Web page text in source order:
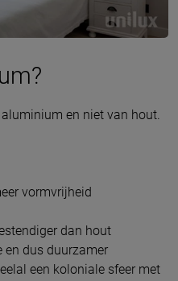
en niet van hout.
vormvrijheid
dan hout
en dus duurzamer
een koloniale sfeer met